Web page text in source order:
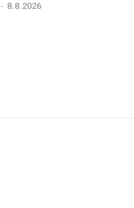
- 8.8.2026